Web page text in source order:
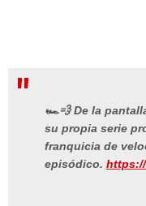
🏎️💨 De la
su propia serie
franquicia de
episódico.